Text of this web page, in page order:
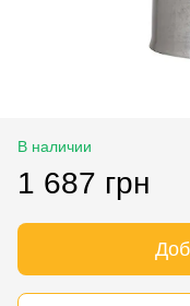
В наличии
1 687 грн